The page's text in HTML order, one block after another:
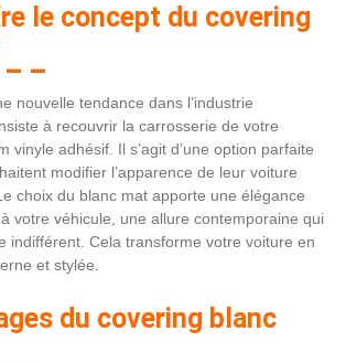
le concept du covering
nouvelle tendance dans l’industrie
à recouvrir la carrosserie de votre
vinyle adhésif. Il s’agit d’une option parfaite
modifier l’apparence de leur voiture
choix du blanc mat apporte une élégance
votre véhicule, une allure contemporaine qui
indifférent. Cela transforme votre voiture en
et stylée.
du covering blanc